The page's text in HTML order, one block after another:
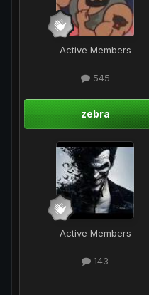
Active Members
545
zebra
Active Members
143